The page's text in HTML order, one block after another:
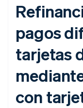
pagos
tarjetas
con